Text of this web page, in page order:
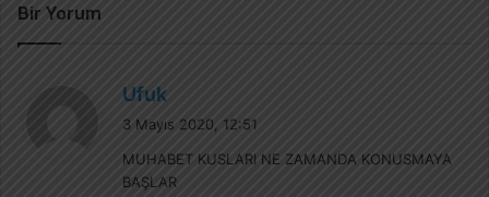
Bir Yorum
Ufuk
i
k
3 Mayıs 2020, 12:51
MUHABET KUSLARI NE ZAMANDA KONUSMAYA
BAŞLAR